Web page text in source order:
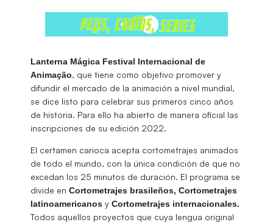
Lanterna Mágica Festival Internacional de
Animação, que tiene como objetivo promover y
difundir el mercado de la animación a nivel mundial,
se dice listo para celebrar sus primeros cinco años
de historia. Para ello ha abierto de manera oficial las
inscripciones de su edición 2022.
El certamen carioca acepta cortometrajes animados
de todo el mundo, con la única condición de que no
excedan los 25 minutos de duración. El programa se
divide en Cortometrajes brasileños, Cortometrajes
latinoamericanos y Cortometrajes internacionales.
Todos aquellos proyectos que cuya lengua original